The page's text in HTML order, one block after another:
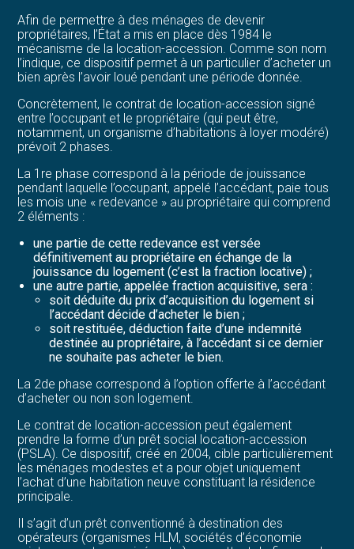
Afin de permettre à des ménages de devenir
propriétaires, l’État a mis en place dès 1984 le
mécanisme de la location-accession. Comme son nom
l’indique, ce dispositif permet à un particulier d’acheter un
bien après l’avoir loué pendant une période donnée.
Concrètement, le contrat de location-accession signé
entre l’occupant et le propriétaire (qui peut être,
notamment, un organisme d’habitations à loyer modéré)
prévoit 2 phases.
La 1re phase correspond à la période de jouissance
pendant laquelle l’occupant, appelé l’accédant, paie tous
les mois une « redevance » au propriétaire qui comprend
2 éléments :
une partie de cette redevance est versée
définitivement au propriétaire en échange de la
jouissance du logement (c’est la fraction locative) ;
une autre partie, appelée fraction acquisitive, sera :
soit déduite du prix d’acquisition du logement si
l’accédant décide d’acheter le bien ;
soit restituée, déduction faite d’une indemnité
destinée au propriétaire, à l’accédant si ce dernier
ne souhaite pas acheter le bien.
La 2de phase correspond à l’option offerte à l’accédant
d’acheter ou non son logement.
Le contrat de location-accession peut également
prendre la forme d’un prêt social location-accession
(PSLA). Ce dispositif, créé en 2004, cible particulièrement
les ménages modestes et a pour objet uniquement
l’achat d’une habitation neuve constituant la résidence
principale.
Il s’agit d’un prêt conventionné à destination des
opérateurs (organismes HLM, sociétés d’économie